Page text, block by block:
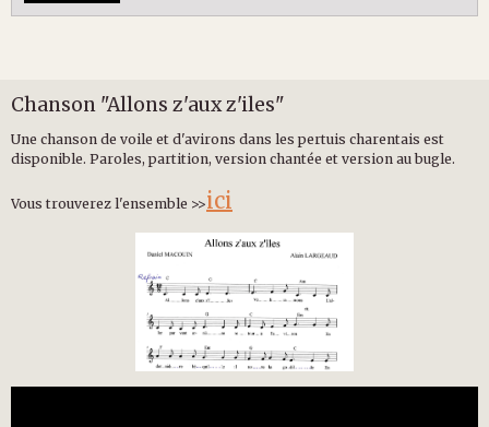
Chanson "Allons z'aux z'iles"
Une chanson de voile et d'avirons dans les pertuis charentais est
disponible. Paroles, partition, version chantée et version au bugle.
Vous trouverez l'ensemble >>ici